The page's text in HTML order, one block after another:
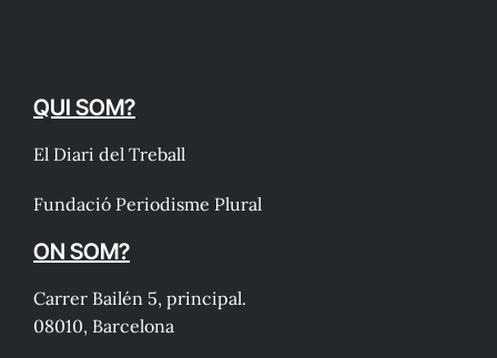
QUI SOM?
El Diari del Treball
Fundació Periodisme Plural
ON SOM?
Carrer Bailén 5, principal.
08010, Barcelona